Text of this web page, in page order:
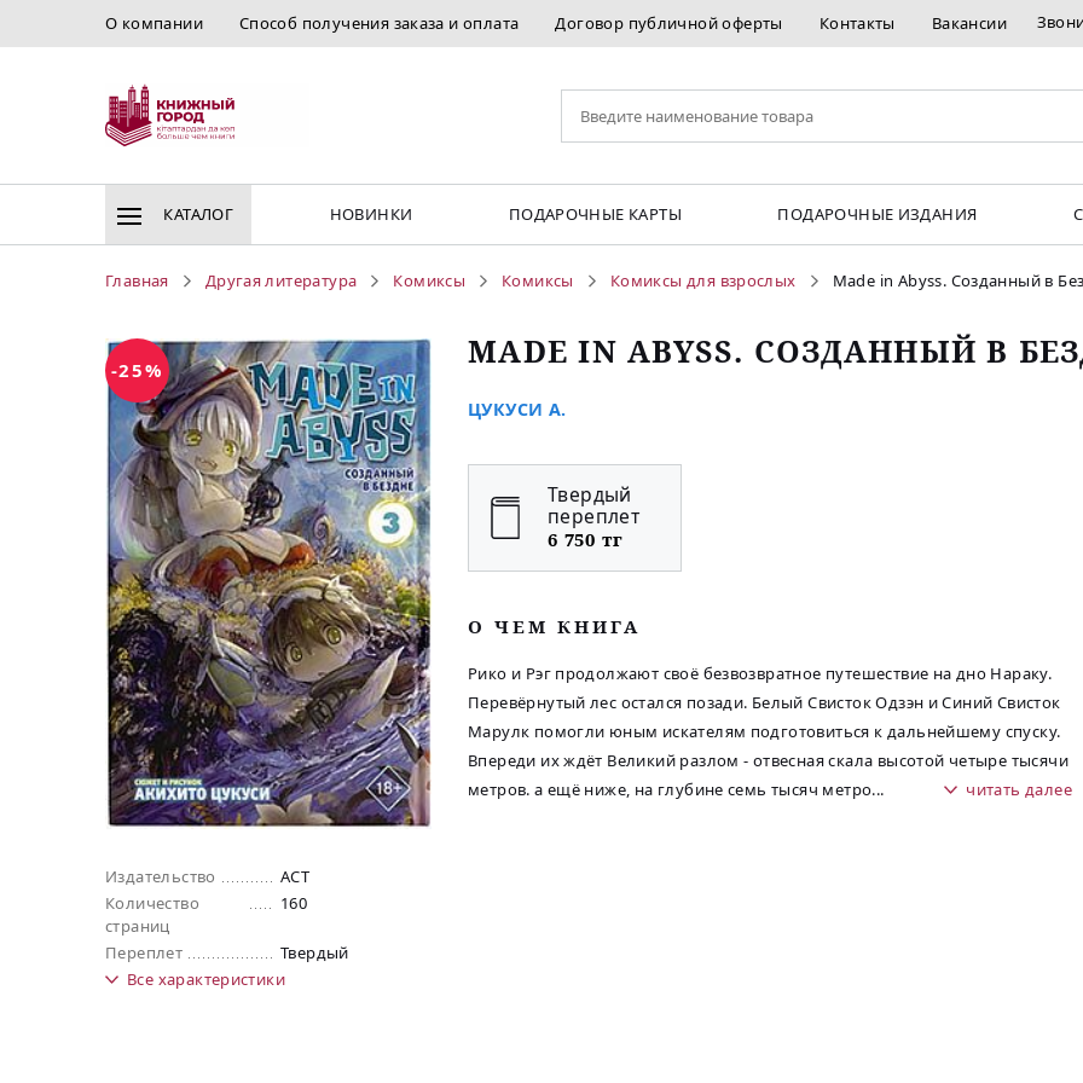
О компании Способ получения заказа и оплата Договор публичной оферты Контакты Вакансии
КАТАЛОГ НОВИНКИ ПОДАРОЧНЫЕ КАРТЫ ПОДАРОЧНЫЕ ИЗДАНИЯ
Главная Другая литература Комиксы Комиксы Комиксы для взрослых Made in Abyss. Созданный в
-25%
Издательство
АСТ
Количество
страниц
160
Переплет
Твердый
Все характеристики
MADE IN ABYSS. СОЗДАННЫЙ В
ЦУКУСИ А.
Твердый
переплет
6 750 тг
O ЧЕМ КНИГА
Рико и Рэг продолжают своё безвозвратное путешествие на дно Нараку.
Перевёрнутый лес остался позади. Белый Свисток Одзэн и Синий Свисток
Марулк помогли юным искателям подготовиться к дальнейшему спуску.
Впереди их ждёт Великий разлом - отвесная скала высотой четыре тысячи
метров. а ещё ниже, на глубине семь тысяч метро... читать далее